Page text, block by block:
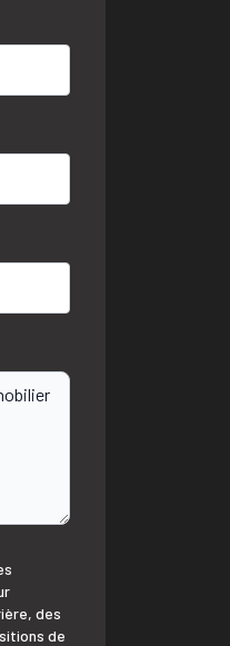
des
de